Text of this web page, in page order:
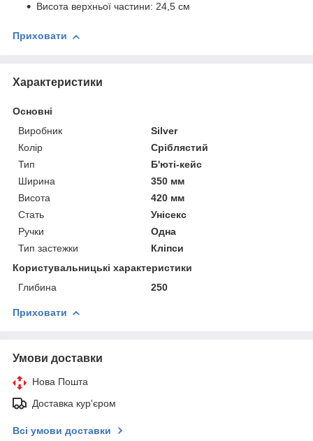
Висота верхньої частини: 24,5 см
Приховати
Характеристики
Основні
Виробник
Silver
Колір
Сріблястий
Тип
Б'юті-кейс
Ширина
350 мм
Висота
420 мм
Стать
Унісекс
Ручки
Одна
Тип застежки
Кліпси
Користувальницькі характеристики
Глибина
250
Приховати
Умови доставки
Нова Пошта
Доставка кур'єром
Всі умови доставки